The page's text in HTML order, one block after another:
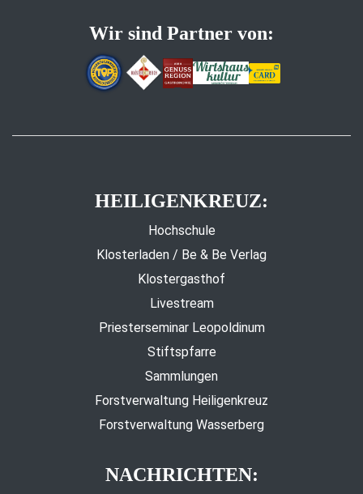
Wir sind Partner von:
HEILIGENKREUZ:
Hochschule
Klosterladen / Be & Be Verlag
Klostergasthof
Livestream
Priesterseminar Leopoldinum
Stiftspfarre
Sammlungen
Forstverwaltung Heiligenkreuz
Forstverwaltung Wasserberg
NACHRICHTEN: